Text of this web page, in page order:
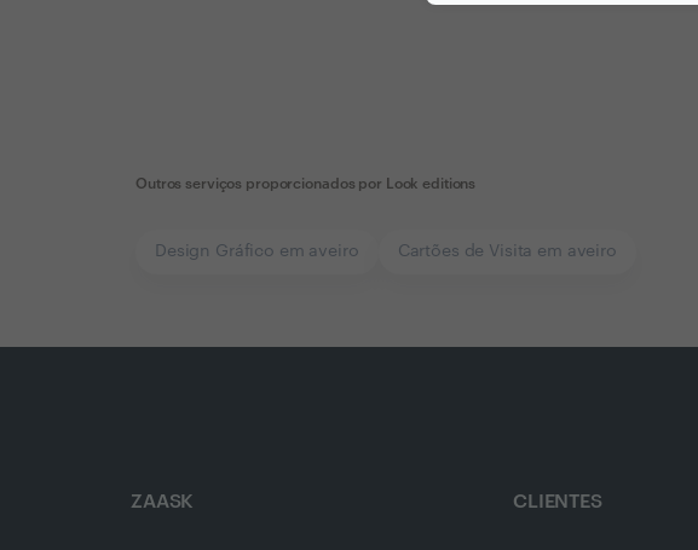
Outros serviços proporcionados por Look editions
Design Gráfico em aveiro Cartões de Visita em aveiro
ZAASK CLIENTES